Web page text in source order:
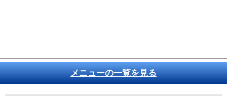
メニューの一覧を見る